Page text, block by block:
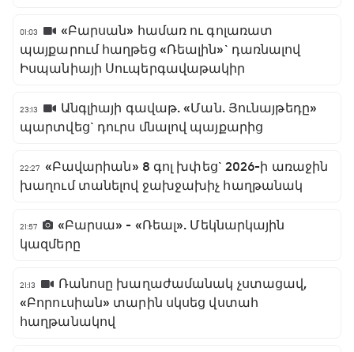
01:03
«Բարսան» համառ ու գոլառատ
պայքարում հաղթեց «Ռեալին»` դառնալով
Իսպանիայի Սուպերգավաթակիր
23:13
Անգլիայի գավաթ. «Ման. Յունայթեդը»
պարտվեց` դուրս մնալով պայքարից
22:27 «Բավարիան» 8 գոլ խփեց` 2026-ի առաջին
խաղում տանելով ջախջախիչ հաղթանակ
21:57
«Բարսա» - «Ռեալ». Մեկնարկային
կազմերը
21:13
Ռանոսը խաղաժամանակ չստացավ,
«Բորուսիան» տարին սկսեց վստահ
հաղթանակով